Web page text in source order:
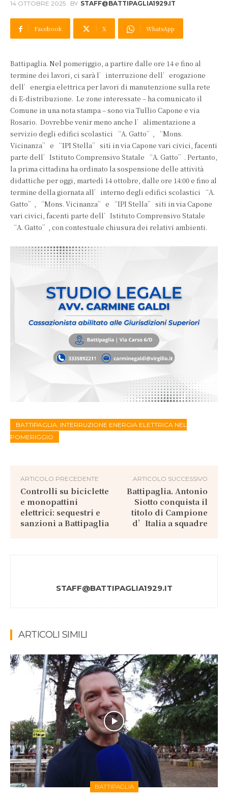
14 OTTOBRE 2025 BY STAFF@BATTIPAGLIA1929.IT
Facebook X WhatsApp
Battipaglia. Nel pomeriggio, a partire dalle ore 14 e fino al
termine dei lavori, ci sarà l’interruzione dell’erogazione
dell’energia elettrica per lavori di manutenzione sulla rete
di E-distribuzione. Le zone interessate – ha comunicato il
Comune in una nota stampa – sono via Tullio Capone e via
Rosario. Dovrebbe venir meno anche l’alimentazione a
servizio degli edifici scolastici “A. Gatto”, “Mons.
Vicinanza” e “IPI Stella” siti in via Capone vari civici, facenti
parte dell’Istituto Comprensivo Statale “A. Gatto”. Pertanto,
la prima cittadina ha ordinato la sospensione delle attività
didattiche per oggi, martedì 14 ottobre, dalle ore 14:00 e fino al
termine della giornata all’interno degli edifici scolastici “A.
Gatto”, “Mons. Vicinanza” e “IPI Stella” siti in via Capone
vari civici, facenti parte dell’Istituto Comprensivo Statale
“A. Gatto”, con contestuale chiusura dei relativi ambienti.
BATTIPAGLIA. INTERRUZIONE ENERGIA ELETTRICA NEL
POMERIGGIO
ARTICOLO PRECEDENTE
Controlli su biciclette
e monopattini
elettrici: sequestri e
sanzioni a Battipaglia
ARTICOLO SUCCESSIVO
Battipaglia. Antonio
Siotto conquista il
titolo di Campione
d’Italia a squadre
STAFF@BATTIPAGLIA1929.IT
ARTICOLI SIMILI
BATTIPAGLIA